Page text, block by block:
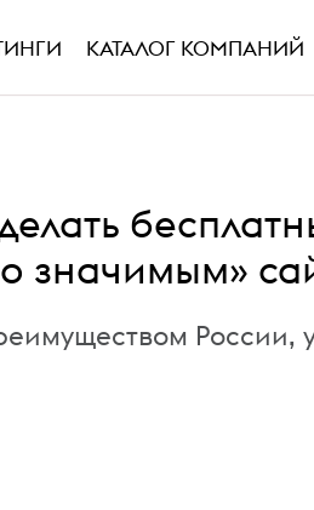
КАТАЛОГ КОМПАНИЙ
значимым»
России,